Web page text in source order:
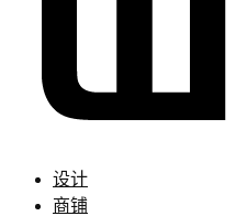
设计
商铺